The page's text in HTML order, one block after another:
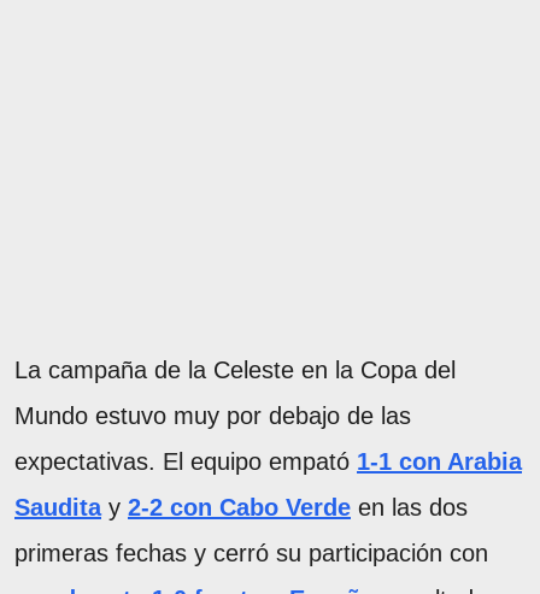
La campaña de la Celeste en la Copa del
Mundo estuvo muy por debajo de las
expectativas. El equipo empató 1-1 con Arabia
Sauditay 2-2 con Cabo Verde en las dos
primeras fechas y cerró su participación con